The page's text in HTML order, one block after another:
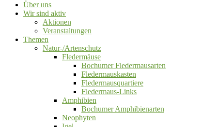
Über uns
Wir sind aktiv
Aktionen
Veranstaltungen
Themen
Natur-/Artenschutz
Fledermäuse
Bochumer Fledermausarten
Fledermauskasten
Fledermausquartiere
Fledermaus-Links
Amphibien
Bochumer Amphibienarten
Neophyten